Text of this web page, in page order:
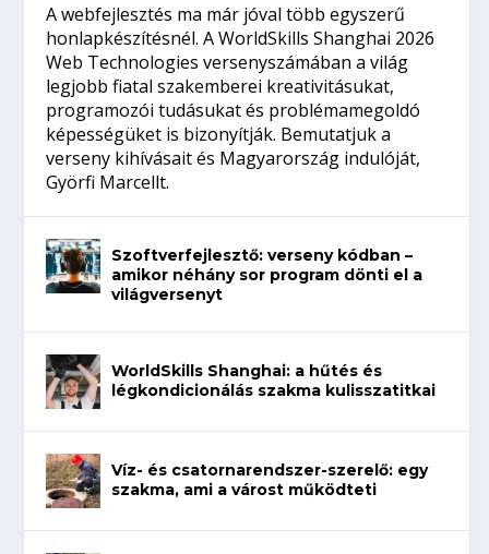
A webfejlesztés ma már jóval több egyszerű
honlapkészítésnél. A WorldSkills Shanghai 2026
Web Technologies versenyszámában a világ
legjobb fiatal szakemberei kreativitásukat,
programozói tudásukat és problémamegoldó
képességüket is bizonyítják. Bemutatjuk a
verseny kihívásait és Magyarország indulóját,
Györfi Marcellt.
Szoftverfejlesztő: verseny kódban –
amikor néhány sor program dönti el a
világversenyt
WorldSkills Shanghai: a hűtés és
légkondicionálás szakma kulisszatitkai
Víz- és csatornarendszer-szerelő: egy
szakma, ami a várost működteti